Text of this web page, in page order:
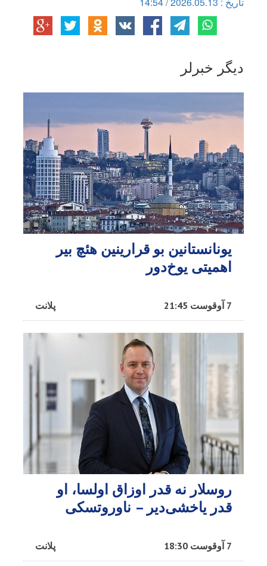
دیگر خبرلر
یونانستانین بو قرارینین هئچ بیر
اهمیتی یوخ‌دور
پلانت 7 آوقوست 21:45
روسلار نه قدر اوزاق اولسا، او
قدر یاخشی‌دیر – ناوروتسکی
پلانت 7 آوقوست 18:30